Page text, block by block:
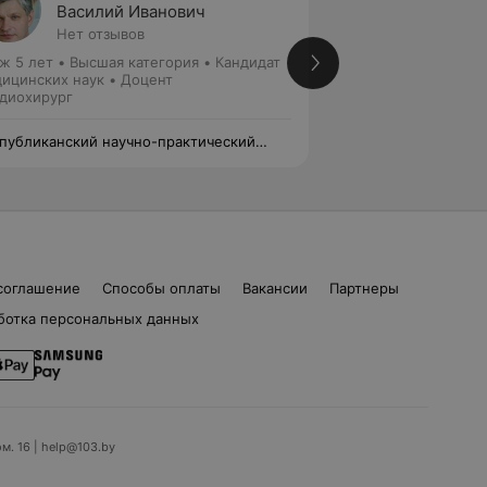
Василий Иванович
Нет отзывов
5 лет • Высшая категория • Кандидат
наук • Доцент
научно-практический
Способы оплаты Вакансии
Партнеры
персональных данных
16 | help@103.by